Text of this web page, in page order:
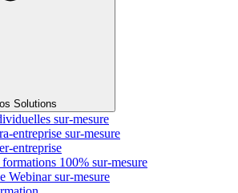
Solutions
sur-mesure
entreprise sur-mesure
entreprise
100% sur-mesure
Webinar sur-mesure